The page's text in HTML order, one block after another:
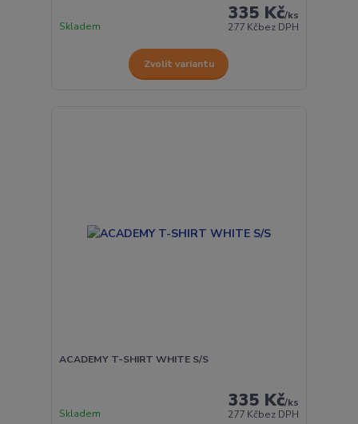
335 Kč/ks
277 Kčbez DPH
Skladem
Zvolit variantu
ACADEMY T-SHIRT WHITE S/S
335 Kč/ks
277 Kčbez DPH
Skladem